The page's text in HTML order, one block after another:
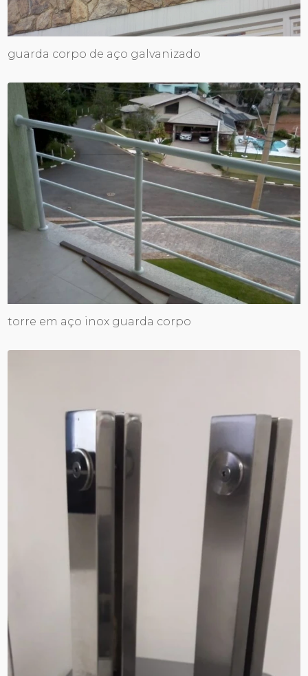
guarda corpo de aço galvanizado
torre em aço inox guarda corpo